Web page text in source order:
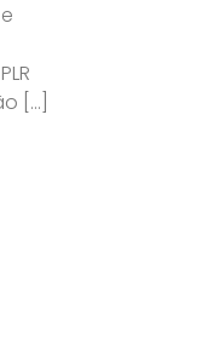
[…]